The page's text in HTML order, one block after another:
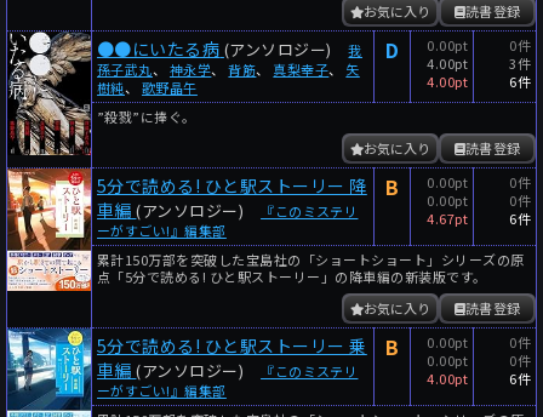
読書登録
お気に入り
●●にいたる病 (アンソロジー)
我
孫子武丸、 神永学、背筋、 真梨幸子、 矢
樹純、 歌野晶午
D
0.00pt
4.00pt
4.00pt
0件
3件
6件
”殺戮”に捧ぐ。
読書登録
お気に入り
5分で読める! ひと駅ストーリー 降
車編 (アンソロジー)
『このミステリ
ーがすごい!』編集部
B
0.00pt
0.00pt
4.67pt
0件
0件
6件
累計150万部を突破した宝島社の「ショートショート」シリーズの原
点「5分で読める! ひと駅ストーリー」の降車編の新装版です。
読書登録
お気に入り
5分で読める! ひと駅ストーリー 乗
車編 (アンソロジー)
『このミステリ
ーがすごい!』編集部
B
0.00pt
0.00pt
4.00pt
0件
0件
6件